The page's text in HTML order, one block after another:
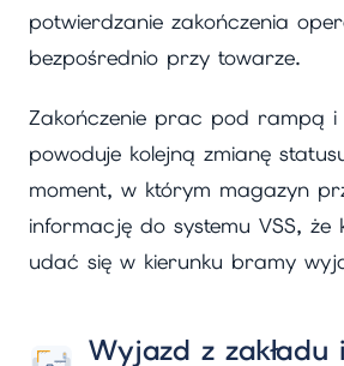
potwierdzanie zakończenia
bezpośrednio przy towarze.
Zakończenie prac pod rampą i
powoduje kolejną zmianę
moment, w którym magazyn
informację do systemu VSS, że
udać się w kierunku bramy
Wyjazd z zakładu i